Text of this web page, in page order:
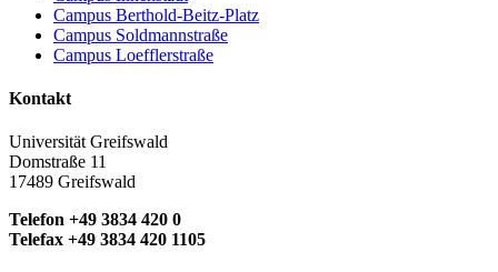
Campus Berthold-Beitz-Platz
Campus Soldmannstraße
Campus Loefflerstraße
Kontakt
Universität Greifswald
Domstraße 11
17489 Greifswald
Telefon +49 3834 420 0
Telefax +49 3834 420 1105